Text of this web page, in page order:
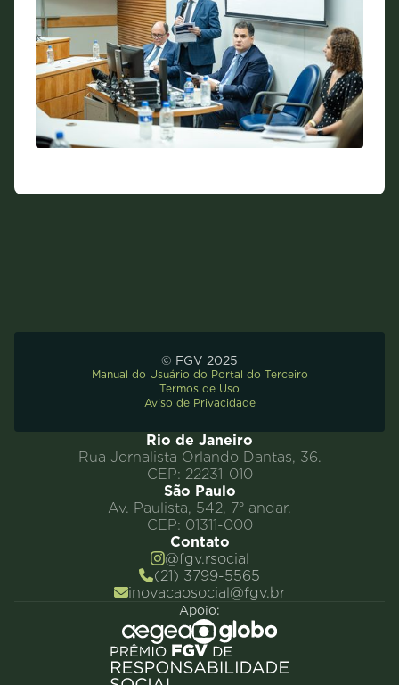
Apoio:
Rio de Janeiro
Rua Jornalista Orlando Dantas, 36.
CEP: 22231-010
São Paulo
Av. Paulista, 542, 7º andar.
CEP: 01311-000
Contato
@fgv.rsocial
(21) 3799-5565
inovacaosocial@fgv.br
© FGV 2025
Manual do Usuário do Portal do Terceiro
Termos de Uso
Aviso de Privacidade